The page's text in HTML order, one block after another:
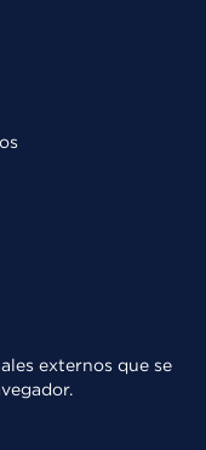
externos que se